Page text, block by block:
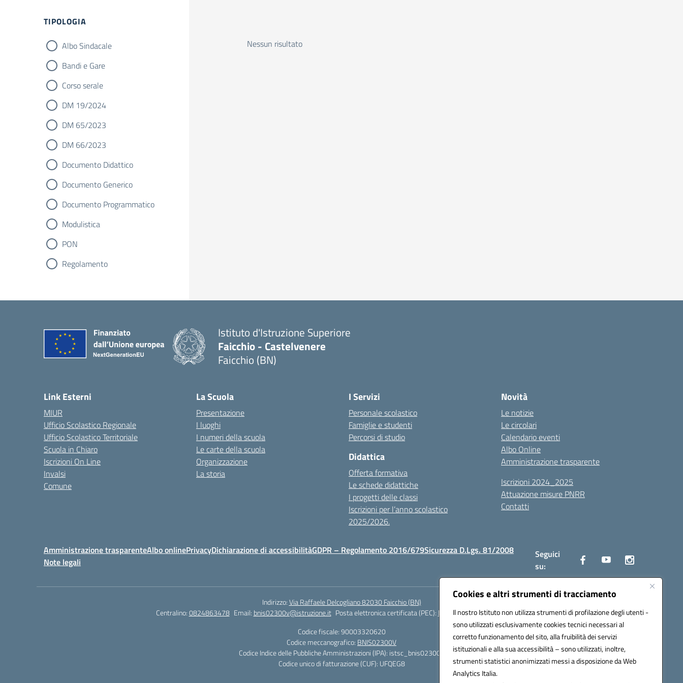
Cookies e altri strumenti di tracciamento
Il nostro Istituto non utilizza strumenti di profilazione degli utenti -
sono utilizzati esclusivamente cookies tecnici necessari al
corretto funzionamento del sito, alla fruibilità dei servizi
istituzionali e alla sua accessibilità – sono utilizzati, inoltre,
strumenti statistici anonimizzati messi a disposizione da Web
Analytics Italia.
Filtri
TIPOLOGIA
Albo Sindacale
Bandi e Gare
Corso serale
DM 19/2024
DM 65/2023
DM 66/2023
Documento Didattico
Documento Generico
Documento Programmatico
Modulistica
PON
Regolamento
Nessun risultato
Istituto d'Istruzione Superiore
Faicchio - Castelvenere
Faicchio (BN)
Link Esterni
MIUR
Ufficio Scolastico Regionale
Ufficio Scolastico Territoriale
Scuola in Chiaro
Iscrizioni On Line
Invalsi
Comune
La Scuola
Presentazione
I luoghi
I numeri della scuola
Le carte della scuola
Organizzazione
La storia
I Servizi
Personale scolastico
Famiglie e studenti
Percorsi di studio
Didattica
Offerta formativa
Le schede didattiche
I progetti delle classi
Iscrizioni per l’anno scolastico
2025/2026.
Novità
Le notizie
Le circolari
Calendario eventi
Albo Online
Amministrazione trasparente
Iscrizioni 2024_2025
Attuazione misure PNRR
Contatti
Amministrazione trasparenteAlbo onlinePrivacyDichiarazione di accessibilitàGDPR – Regolamento 2016/679Sicurezza D.Lgs. 81/2008
Note legali
Seguici
su:
Indirizzo:Via Raffaele Delcogliano 82030 Faicchio (BN)
Centralino:0824863478 Email: bnis02300v@istruzione.it Posta elettronica certificata (PEC): bnis02300v@pec.istruzione.it
Codice fiscale: 90003320620
Codice meccanografico: BNIS02300V
Codice Indice delle Pubbliche Amministrazioni (IPA): istsc_bnis02300v
Codice unico di fatturazione (CUF): UFQEG8